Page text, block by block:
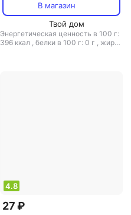
В магазин
Твой дом
Энергетическая ценность в 100 г:
396 ккал , белки в 100 г: 0 г , жиры
4.8
27 ₽